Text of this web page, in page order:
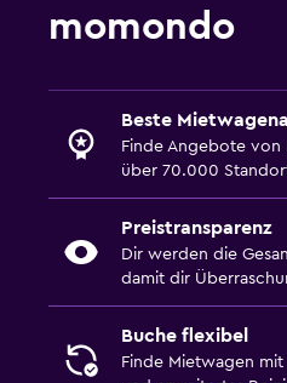
momondo
Beste
Finde Angebote von
über 70.000
Preistransparenz
Dir werden die
damit dir
Buche flexibel
Finde Mietwagen